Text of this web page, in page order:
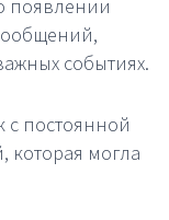
появлении
событиях.
с постоянной
которая могла